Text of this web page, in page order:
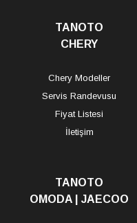
TANOTO
CHERY
Chery Modeller
Servis Randevusu
Fiyat Listesi
İletişim
TANOTO
OMODA | JAECOO